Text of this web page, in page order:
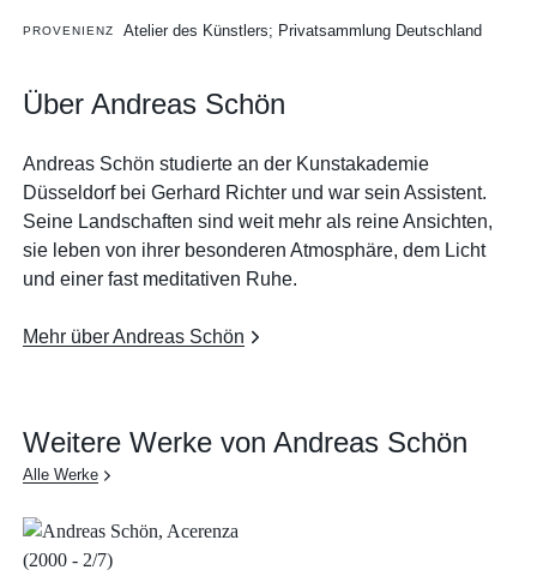
PROVENIENZ Atelier des Künstlers; Privatsammlung Deutschland
Über Andreas Schön
Andreas Schön studierte an der Kunstakademie
Düsseldorf bei Gerhard Richter und war sein Assistent.
Seine Landschaften sind weit mehr als reine Ansichten,
sie leben von ihrer besonderen Atmosphäre, dem Licht
und einer fast meditativen Ruhe.
Mehr über Andreas Schön
Weitere Werke von Andreas Schön
Alle Werke